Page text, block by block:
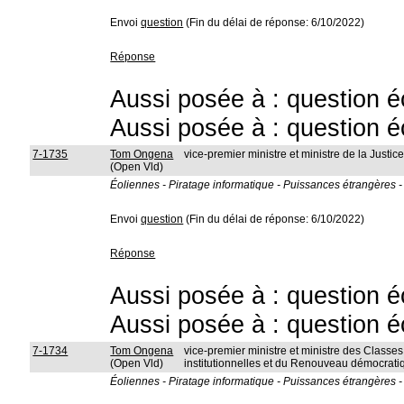
Envoiquestion (Fin du délai de réponse: 6/10/2022)
Réponse
Aussi posée à : question
Aussi posée à : question
7-1735
Tom Ongena
(Open Vld)
vice-premier ministre et ministre de la
Éoliennes - Piratage informatique - Puissances étrangères
Envoiquestion (Fin du délai de réponse: 6/10/2022)
Réponse
Aussi posée à : question
Aussi posée à : question
7-1734
Tom Ongena
(Open Vld)
vice-premier ministre et ministre des
institutionnelles et du Renouveau
Éoliennes - Piratage informatique - Puissances étrangères